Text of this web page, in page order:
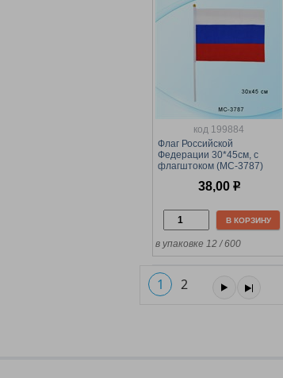
код 199884
Флаг Российской
Федерации 30*45см, с
флагштоком (MC-3787)
38,00 р
В КОРЗИНУ
в упаковке 12 / 600
1 2